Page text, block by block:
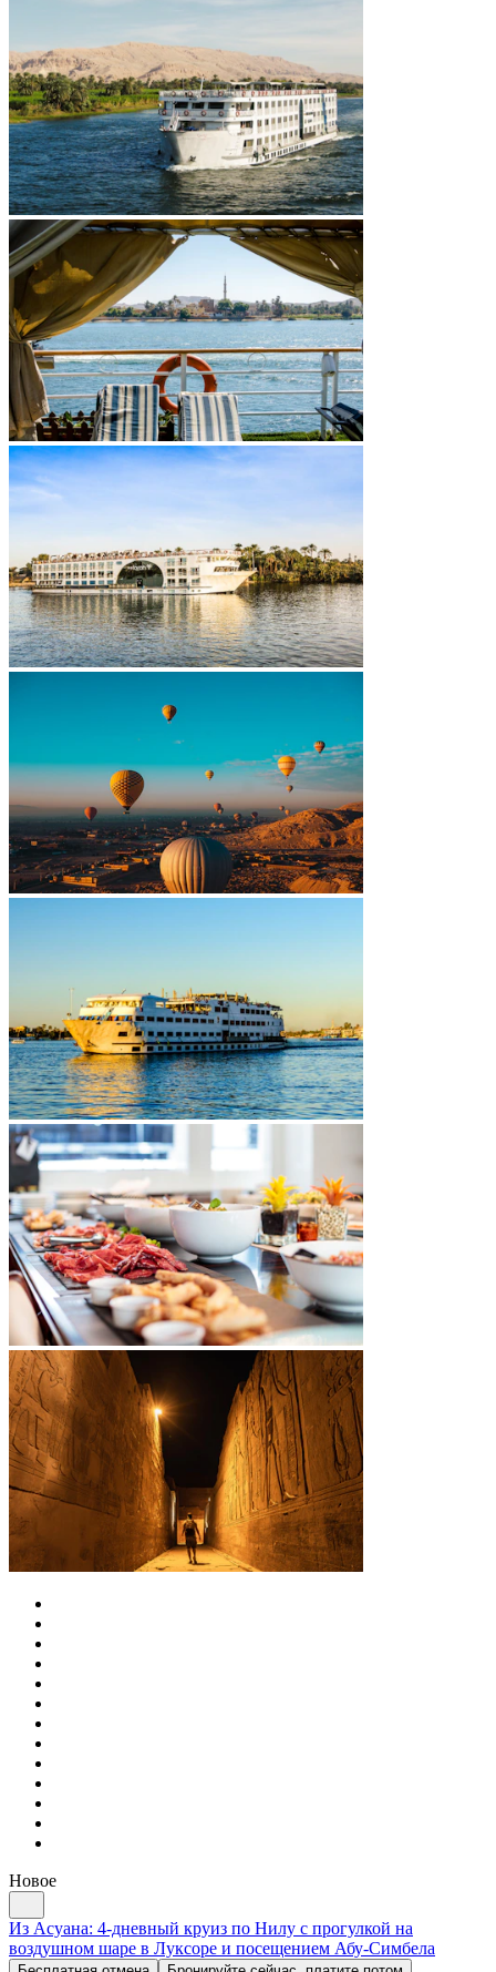
Новое
Из Асуана: 4-дневный круиз по Нилу с прогулкой на
воздушном шаре в Луксоре и посещением Абу-Симбела